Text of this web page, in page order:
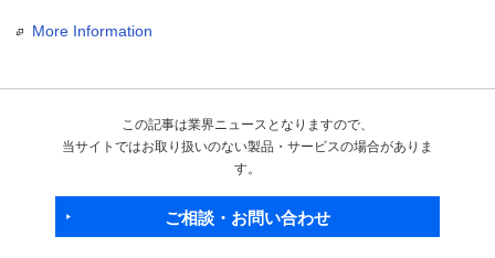
More Information
この記事は業界ニュースとなりますので、
当サイトではお取り扱いのない製品・サービスの場合がありま
す。
ご相談・お問い合わせ